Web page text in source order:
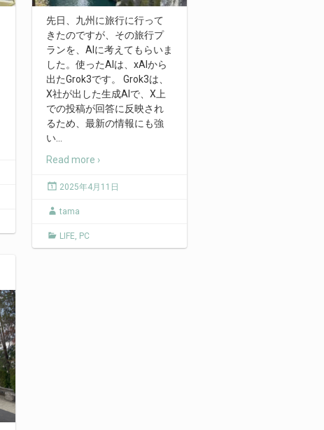
先日、九州に旅行に行って
きたのですが、その旅行プ
ランを、AIに考えてもらいま
した。使ったAIは、xAIから
出たGrok3です。 Grok3は、
X社が出した生成AIで、X上
での投稿が回答に反映され
るため、最新の情報にも強
い
Read more ›
2025年4月11日
tama
LIFE, PC